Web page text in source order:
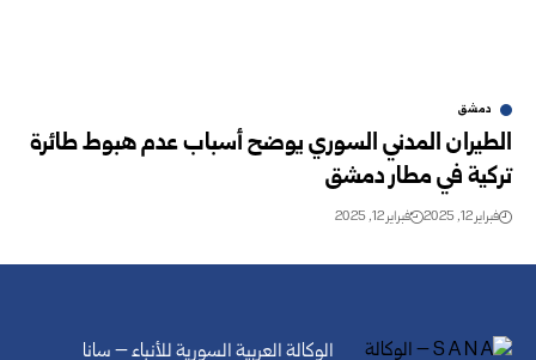
دمشق
الطيران المدني السوري يوضح أسباب عدم هبوط طائرة
تركية في مطار دمشق
فبراير 12, 2025 فبراير 12, 2025
الوكالة العربية السورية للأنباء – سانا